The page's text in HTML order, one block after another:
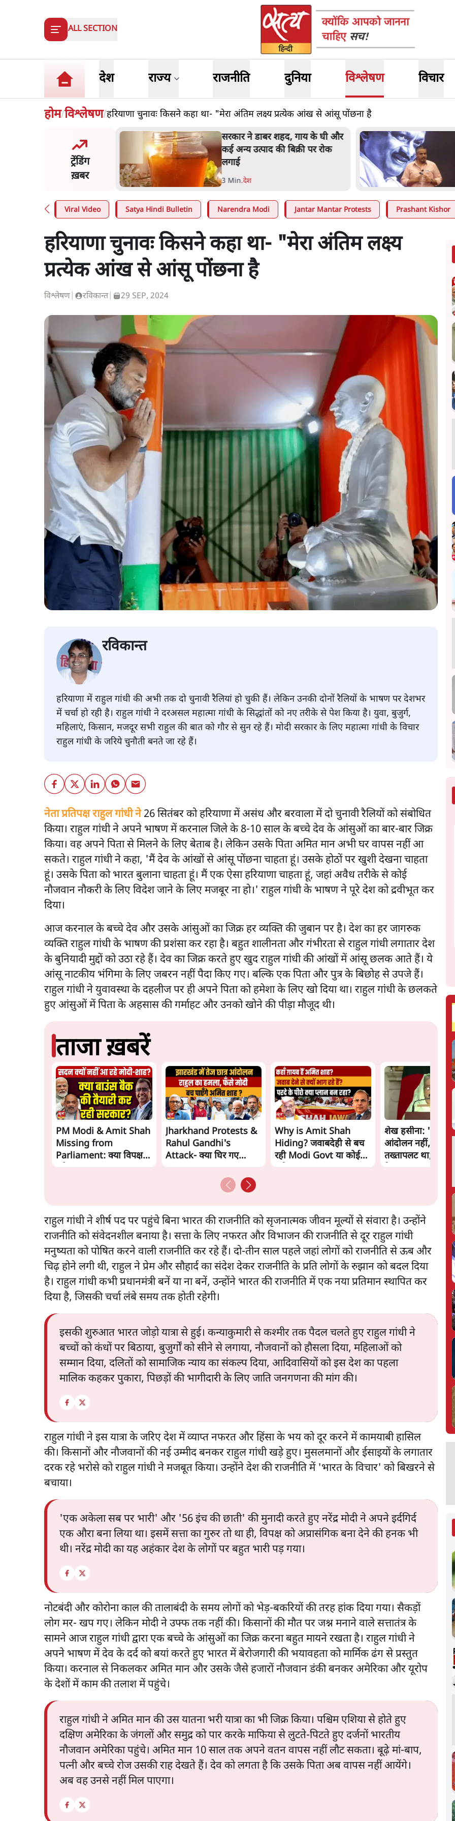
ALL SECTION
देश राज्य राजनीति दुनिया विश्लेषण विचार
होम/विश्लेषण/हरियाणा चुनावः किसने कहा था- "मेरा अंतिम लक्ष्य प्रत्येक आंख से आंसू पोंछना है
ट्रेंडिंग
ख़बर
पूछताछ के बाद उदयनिधि
रिहा; बोले- 'सरकार ने
सरकार ने डाबर शहद, गाय के घी और
कई अन्य उत्पाद की बिक्री पर रोक
लगाई
3 Min.देश
Viral Video Satya Hindi Bulletin Narendra Modi Jantar Mantar Protests Prashant Kishor
हरियाणा चुनावः किसने कहा था- "मेरा अंतिम लक्ष्य
प्रत्येक आंख से आंसू पोंछना है
विश्लेषण रविकान्त| 29 SEP, 2024
रविकान्त
हरियाणा में राहुल गांधी की अभी तक दो चुनावी रैलियां हो चुकी हैं। लेकिन उनकी दोनों रैलियों के भाषण पर देशभर
में चर्चा हो रही है। राहुल गांधी ने दरअसल महात्मा गांधी के सिद्धांतों को नए तरीके से पेश किया है। युवा, बुजुर्ग,
महिलाएं, किसान, मजदूर सभी राहुल की बात को गौर से सुन रहे हैं। मोदी सरकार के लिए महात्मा गांधी के विचार
राहुल गांधी के जरिये चुनौती बनते जा रहे हैं।
नेता प्रतिपक्ष राहुल गांधी ने26 सितंबर को हरियाणा में असंध और बरवाला में दो चुनावी रैलियों को संबोधित
किया। राहुल गांधी ने अपने भाषण में करनाल जिले के 8-10 साल के बच्चे देव के आंसुओं का बार-बार जिक्र
किया। वह अपने पिता से मिलने के लिए बेताब है। लेकिन उसके पिता अमित मान अभी घर वापस नहीं आ
सकते। राहुल गांधी ने कहा, 'मैं देव के आंखों से आंसू पोंछना चाहता हूं। उसके होठों पर खुशी देखना चाहता
हूं। उसके पिता को भारत बुलाना चाहता हूं। मैं एक ऐसा हरियाणा चाहता हूं, जहां अवैध तरीके से कोई
नौजवान नौकरी के लिए विदेश जाने के लिए मजबूर ना हो।' राहुल गांधी के भाषण ने पूरे देश को द्रवीभूत कर
दिया।
आज करनाल के बच्चे देव और उसके आंसुओं का जिक्र हर व्यक्ति की जुबान पर है। देश का हर जागरुक
व्यक्ति राहुल गांधी के भाषण की प्रशंसा कर रहा है। बहुत शालीनता और गंभीरता से राहुल गांधी लगातार देश
के बुनियादी मुद्दों को उठा रहे हैं। देव का जिक्र करते हुए खुद राहुल गांधी की आंखों में आंसू छलक आते हैं। ये
आंसू नाटकीय भंगिमा के लिए जबरन नहीं पैदा किए गए। बल्कि एक पिता और पुत्र के बिछोह से उपजे हैं।
राहुल गांधी ने युवावस्था के दहलीज पर ही अपने पिता को हमेशा के लिए खो दिया था। राहुल गांधी के छलकते
हुए आंसुओं में पिता के अहसास की गर्माहट और उनको खोने की पीड़ा मौजूद थी।
ताजा ख़बरें
PM Modi & Amit Shah
Missing from
Parliament: क्या विपक्ष से
Jharkhand Protests &
Rahul Gandhi's
Attack- क्या घिर गए
Ashutosh Ki Baat
Why is Amit Shah
Hiding? जवाबदेही से बच
रही Modi Govt या कोई
शेख हसीना: '2024
आंदोलन नहीं,
तख्तापलट था; मैं अपने
राहुल गांधी ने शीर्ष पद पर पहुंचे बिना भारत की राजनीति को सृजनात्मक जीवन मूल्यों से संवारा है। उन्होंने
राजनीति को संवेदनशील बनाया है। सत्ता के लिए नफरत और विभाजन की राजनीति से दूर राहुल गांधी
मनुष्यता को पोषित करने वाली राजनीति कर रहे हैं। दो-तीन साल पहले जहां लोगों को राजनीति से ऊब और
चिढ़ होने लगी थी, राहुल ने प्रेम और सौहार्द का संदेश देकर राजनीति के प्रति लोगों के रुझान को बदल दिया
है। राहुल गांधी कभी प्रधानमंत्री बनें या ना बनें, उन्होंने भारत की राजनीति में एक नया प्रतिमान स्थापित कर
दिया है, जिसकी चर्चा लंबे समय तक होती रहेगी।
इसकी शुरुआत भारत जोड़ो यात्रा से हुई। कन्याकुमारी से कश्मीर तक पैदल चलते हुए राहुल गांधी ने
बच्चों को कंधों पर बिठाया, बुजुर्गों को सीने से लगाया, नौजवानों को हौसला दिया, महिलाओं को
सम्मान दिया, दलितों को सामाजिक न्याय का संकल्प दिया, आदिवासियों को इस देश का पहला
मालिक कहकर पुकारा, पिछड़ों की भागीदारी के लिए जाति जनगणना की मांग की।
राहुल गांधी ने इस यात्रा के जरिए देश में व्याप्त नफरत और हिंसा के भय को दूर करने में कामयाबी हासिल
की। किसानों और नौजवानों की नई उम्मीद बनकर राहुल गांधी खड़े हुए। मुसलमानों और ईसाइयों के लगातार
दरक रहे भरोसे को राहुल गांधी ने मजबूत किया। उन्होंने देश की राजनीति में 'भारत के विचार' को बिखरने से
बचाया।
'एक अकेला सब पर भारी' और '56 इंच की छाती' की मुनादी करते हुए नरेंद्र मोदी ने अपने इर्दगिर्द
एक औरा बना लिया था। इसमें सत्ता का गुरुर तो था ही, विपक्ष को अप्रासंगिक बना देने की हनक भी
थी। नरेंद्र मोदी का यह अहंकार देश के लोगों पर बहुत भारी पड़ गया।
नोटबंदी और कोरोना काल की तालाबंदी के समय लोगों को भेड़-बकरियों की तरह हांक दिया गया। सैकड़ों
लोग मर- खप गए। लेकिन मोदी ने उफ्फ तक नहीं की। किसानों की मौत पर जश्न मनाने वाले सत्तातंत्र के
सामने आज राहुल गांधी द्वारा एक बच्चे के आंसुओं का जिक्र करना बहुत मायने रखता है। राहुल गांधी ने
अपने भाषण में देव के दर्द को बयां करते हुए भारत में बेरोजगारी की भयावहता को मार्मिक ढंग से प्रस्तुत
किया। करनाल से निकलकर अमित मान और उसके जैसे हजारों नौजवान डंकी बनकर अमेरिका और यूरोप
के देशों में काम की तलाश में पहुंचे।
राहुल गांधी ने अमित मान की उस यातना भरी यात्रा का भी जिक्र किया। पश्चिम एशिया से होते हुए
दक्षिण अमेरिका के जंगलों और समुद्र को पार करके माफिया से लुटते-पिटते हुए दर्जनों भारतीय
नौजवान अमेरिका पहुंचे। अमित मान 10 साल तक अपने वतन वापस नहीं लौट सकता। बूढ़े मां-बाप,
पत्नी और बच्चे रोज उसकी राह देखते हैं। देव को लगता है कि उसके पिता अब वापस नहीं आयेंगे।
अब वह उनसे नहीं मिल पाएगा।